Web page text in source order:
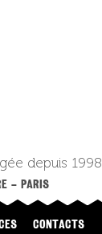
depuis 1998
– PARIS
CONTACTS